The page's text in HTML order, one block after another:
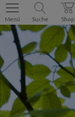
Menü Suche Shop